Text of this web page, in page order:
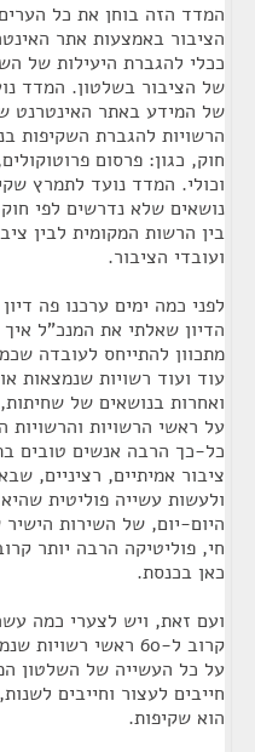
המדד הזה בוחן את כל
הציבור באמצעות אתר
ככלי להגברת היעילות של
של הציבור בשלטון. המדד
של המידע באתר האינטרנט
הרשויות להגברת השקיפות
חוק, כגון: פרסום
וכולי. המדד נועד לתמרץ
נושאים שלא נדרשים לפי
בין הרשות המקומית לבין
ועובדי הציבור.
לפני כמה ימים ערכנו פה
הדיון שאלתי את המנכ"ל
מתכוון להתייחס לעובדה
עוד ועוד רשויות שנמצאות
ואחרות בנושאים של
על ראשי הרשויות
כל-כך הרבה אנשים טובים
ציבור אמיתיים, רציניים,
ולעשות עשייה פוליטית
היום-יום, של השירות
חי, פוליטיקה הרבה יותר
כאן בכנסת.
ועם זאת, ויש לצערי כמה
קרוב ל-60 ראשי
על כל העשייה של השלטון
חייבים לעצור וחייבים
הוא שקיפות.